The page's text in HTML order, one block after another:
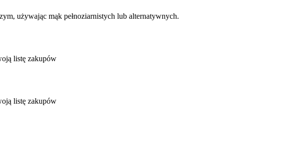
używając mąk pełnoziarnistych lub alternatywnych.
listę zakupów
listę zakupów